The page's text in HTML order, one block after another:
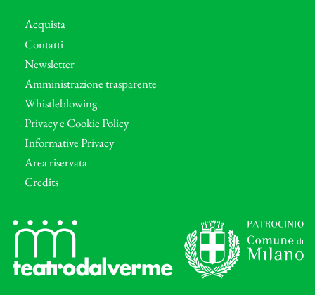
Acquista
Contatti
Newsletter
Amministrazione trasparente
Whistleblowing
Privacy e Cookie Policy
Informative Privacy
Area riservata
Credits